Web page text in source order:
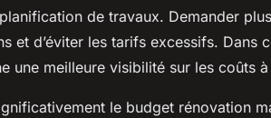
de travaux. Demander
et d’éviter les tarifs excessifs. Dans
une meilleure visibilité sur les coûts
le budget rénovation